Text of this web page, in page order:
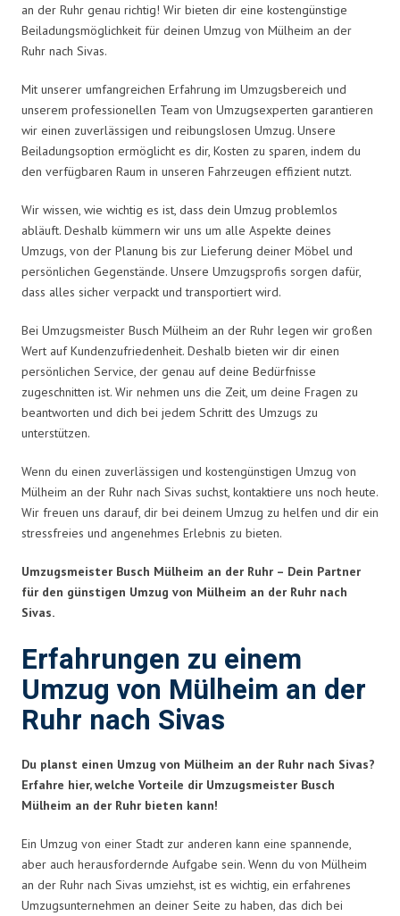
an der Ruhr genau richtig! Wir bieten dir eine kostengünstige
Beiladungsmöglichkeit für deinen Umzug von Mülheim an der
Ruhr nach Sivas.
Mit unserer umfangreichen Erfahrung im Umzugsbereich und
unserem professionellen Team von Umzugsexperten garantieren
wir einen zuverlässigen und reibungslosen Umzug. Unsere
Beiladungsoption ermöglicht es dir, Kosten zu sparen, indem du
den verfügbaren Raum in unseren Fahrzeugen effizient nutzt.
Wir wissen, wie wichtig es ist, dass dein Umzug problemlos
abläuft. Deshalb kümmern wir uns um alle Aspekte deines
Umzugs, von der Planung bis zur Lieferung deiner Möbel und
persönlichen Gegenstände. Unsere Umzugsprofis sorgen dafür,
dass alles sicher verpackt und transportiert wird.
Bei Umzugsmeister Busch Mülheim an der Ruhr legen wir großen
Wert auf Kundenzufriedenheit. Deshalb bieten wir dir einen
persönlichen Service, der genau auf deine Bedürfnisse
zugeschnitten ist. Wir nehmen uns die Zeit, um deine Fragen zu
beantworten und dich bei jedem Schritt des Umzugs zu
unterstützen.
Wenn du einen zuverlässigen und kostengünstigen Umzug von
Mülheim an der Ruhr nach Sivas suchst, kontaktiere uns noch heute.
Wir freuen uns darauf, dir bei deinem Umzug zu helfen und dir ein
stressfreies und angenehmes Erlebnis zu bieten.
Umzugsmeister Busch Mülheim an der Ruhr – Dein Partner
für den günstigen Umzug von Mülheim an der Ruhr nach
Sivas.
Erfahrungen zu einem
Umzug von Mülheim an der
Ruhr nach Sivas
Du planst einen Umzug von Mülheim an der Ruhr nach Sivas?
Erfahre hier, welche Vorteile dir Umzugsmeister Busch
Mülheim an der Ruhr bieten kann!
Ein Umzug von einer Stadt zur anderen kann eine spannende,
aber auch herausfordernde Aufgabe sein. Wenn du von Mülheim
an der Ruhr nach Sivas umziehst, ist es wichtig, ein erfahrenes
Umzugsunternehmen an deiner Seite zu haben, das dich bei